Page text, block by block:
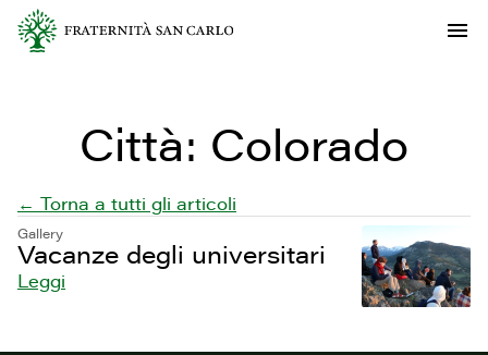
Città: Colorado
← Torna a tutti gli articoli
Gallery
Vacanze degli universitari
Leggi